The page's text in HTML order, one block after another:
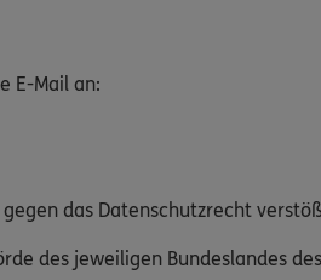
E-Mail an:
das Datenschutzrecht
des jeweiligen Bundeslandes